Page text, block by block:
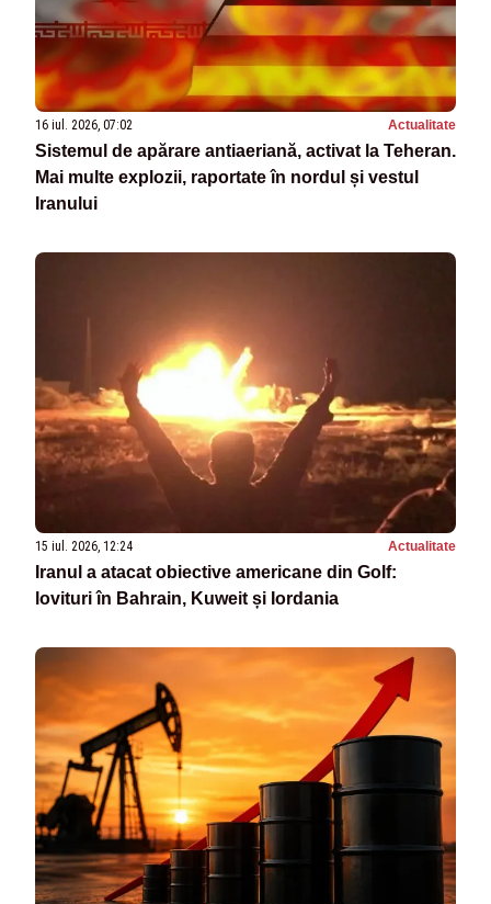
16 iul. 2026, 07:02 Actualitate
Sistemul de apărare antiaeriană, activat la Teheran.
Mai multe explozii, raportate în nordul și vestul
Iranului
15 iul. 2026, 12:24 Actualitate
Iranul a atacat obiective americane din Golf:
lovituri în Bahrain, Kuweit și Iordania